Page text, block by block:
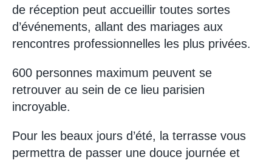
de réception peut accueillir toutes sortes
d’événements, allant des mariages aux
rencontres professionnelles les plus privées.
600 personnes maximum peuvent se
retrouver au sein de ce lieu parisien
incroyable.
Pour les beaux jours d’été, la terrasse vous
permettra de passer une douce journée et